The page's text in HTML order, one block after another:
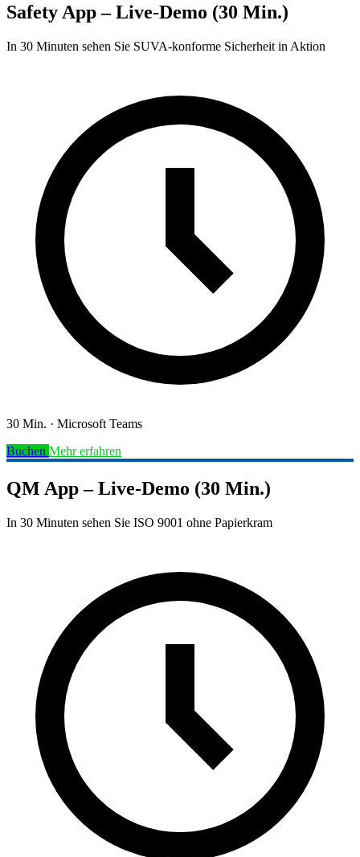
Safety App – Live-Demo (30 Min.)
In 30 Minuten sehen Sie SUVA-konforme Sicherheit in Aktion
30 Min. · Microsoft Teams
Buchen Mehr erfahren
QM App – Live-Demo (30 Min.)
In 30 Minuten sehen Sie ISO 9001 ohne Papierkram